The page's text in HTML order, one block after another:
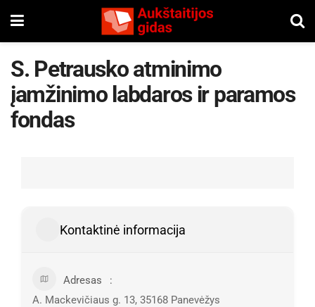
S. Petrausko atminimo
įamžinimo labdaros ir paramos
fondas
Kontaktinė informacija
Adresas
A. Mackevičiaus g. 13, 35168 Panevėžys